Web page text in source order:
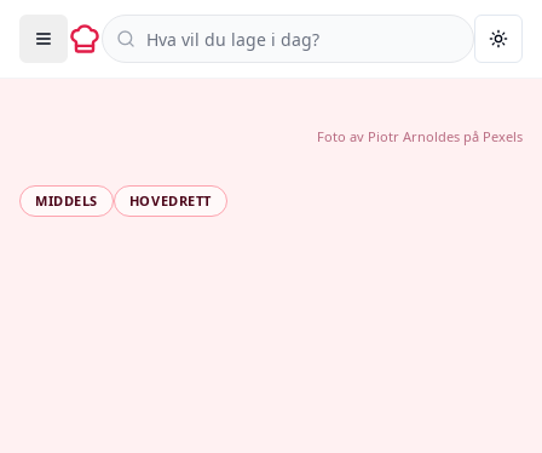
Søk i oppskrifter
MIDDELS HOVEDRETT
Foto av Piotr Arnoldes på Pexels